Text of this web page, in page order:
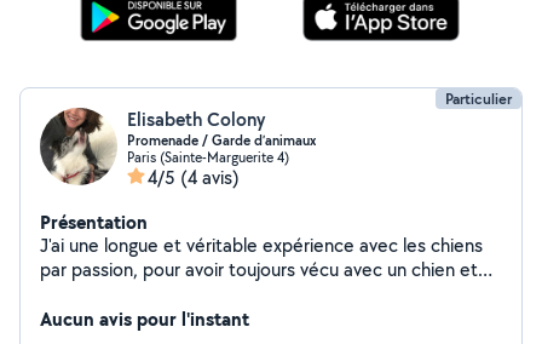
Particulier
Elisabeth Colony
Promenade / Garde d’animaux
Paris (Sainte-Marguerite 4)
4/5 (4 avis)
Présentation
J'ai une longue et véritable expérience avec les chiens
par passion, pour avoir toujours vécu avec un chien et
PROMENADE avec ma chienne border collie, très douce
Aucun avis pour l'instant